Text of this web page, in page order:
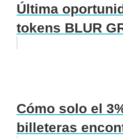
Última
tokens BLUR
Cómo solo el
billeteras